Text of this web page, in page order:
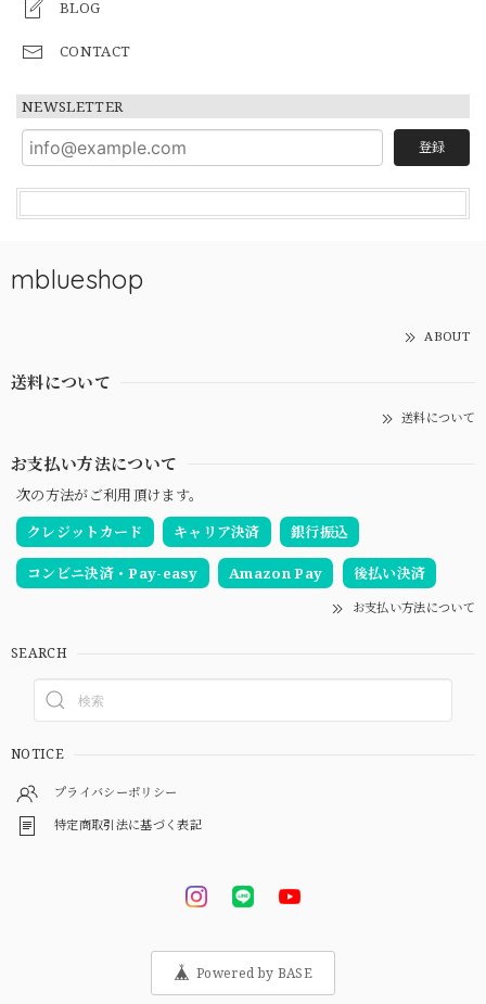
BLOG
CONTACT
NEWSLETTER
登録
mblueshop
ABOUT
送料について
送料について
お支払い方法について
次の方法がご利用頂けます。
クレジットカード
キャリア決済 銀行振込
コンビニ決済・Pay-easy Amazon Pay 後払い決済
お支払い方法について
SEARCH
NOTICE
プライバシーポリシー
特定商取引法に基づく表記
Powered by BASE